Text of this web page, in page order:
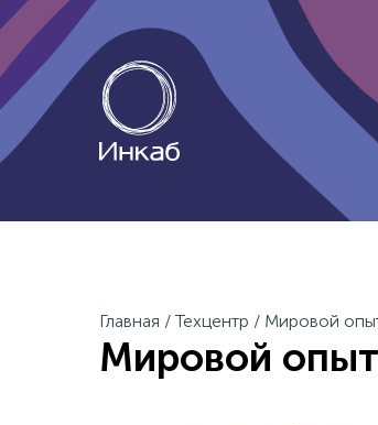
Главная /Техцентр / Мировой
Мировой